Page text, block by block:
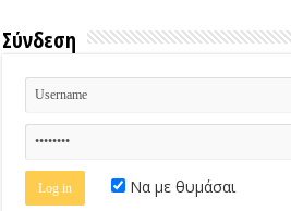
Σύνδεση
Να με θυμάσαι